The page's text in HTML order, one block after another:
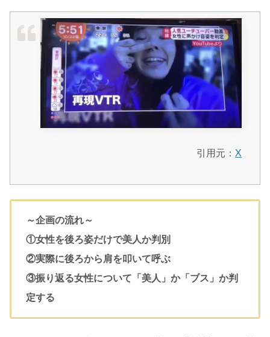
引用元： X
～企画の流れ～
①女性を後ろ姿だけで美人か判別
②実際に後ろから肩を叩いて呼ぶ
③振り返る女性について「美人」か「ブス」か判
定する